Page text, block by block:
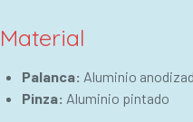
Material
Palanca: Aluminio
Pinza: Aluminio pintado